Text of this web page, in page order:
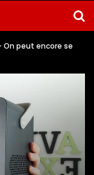
On peut encore se